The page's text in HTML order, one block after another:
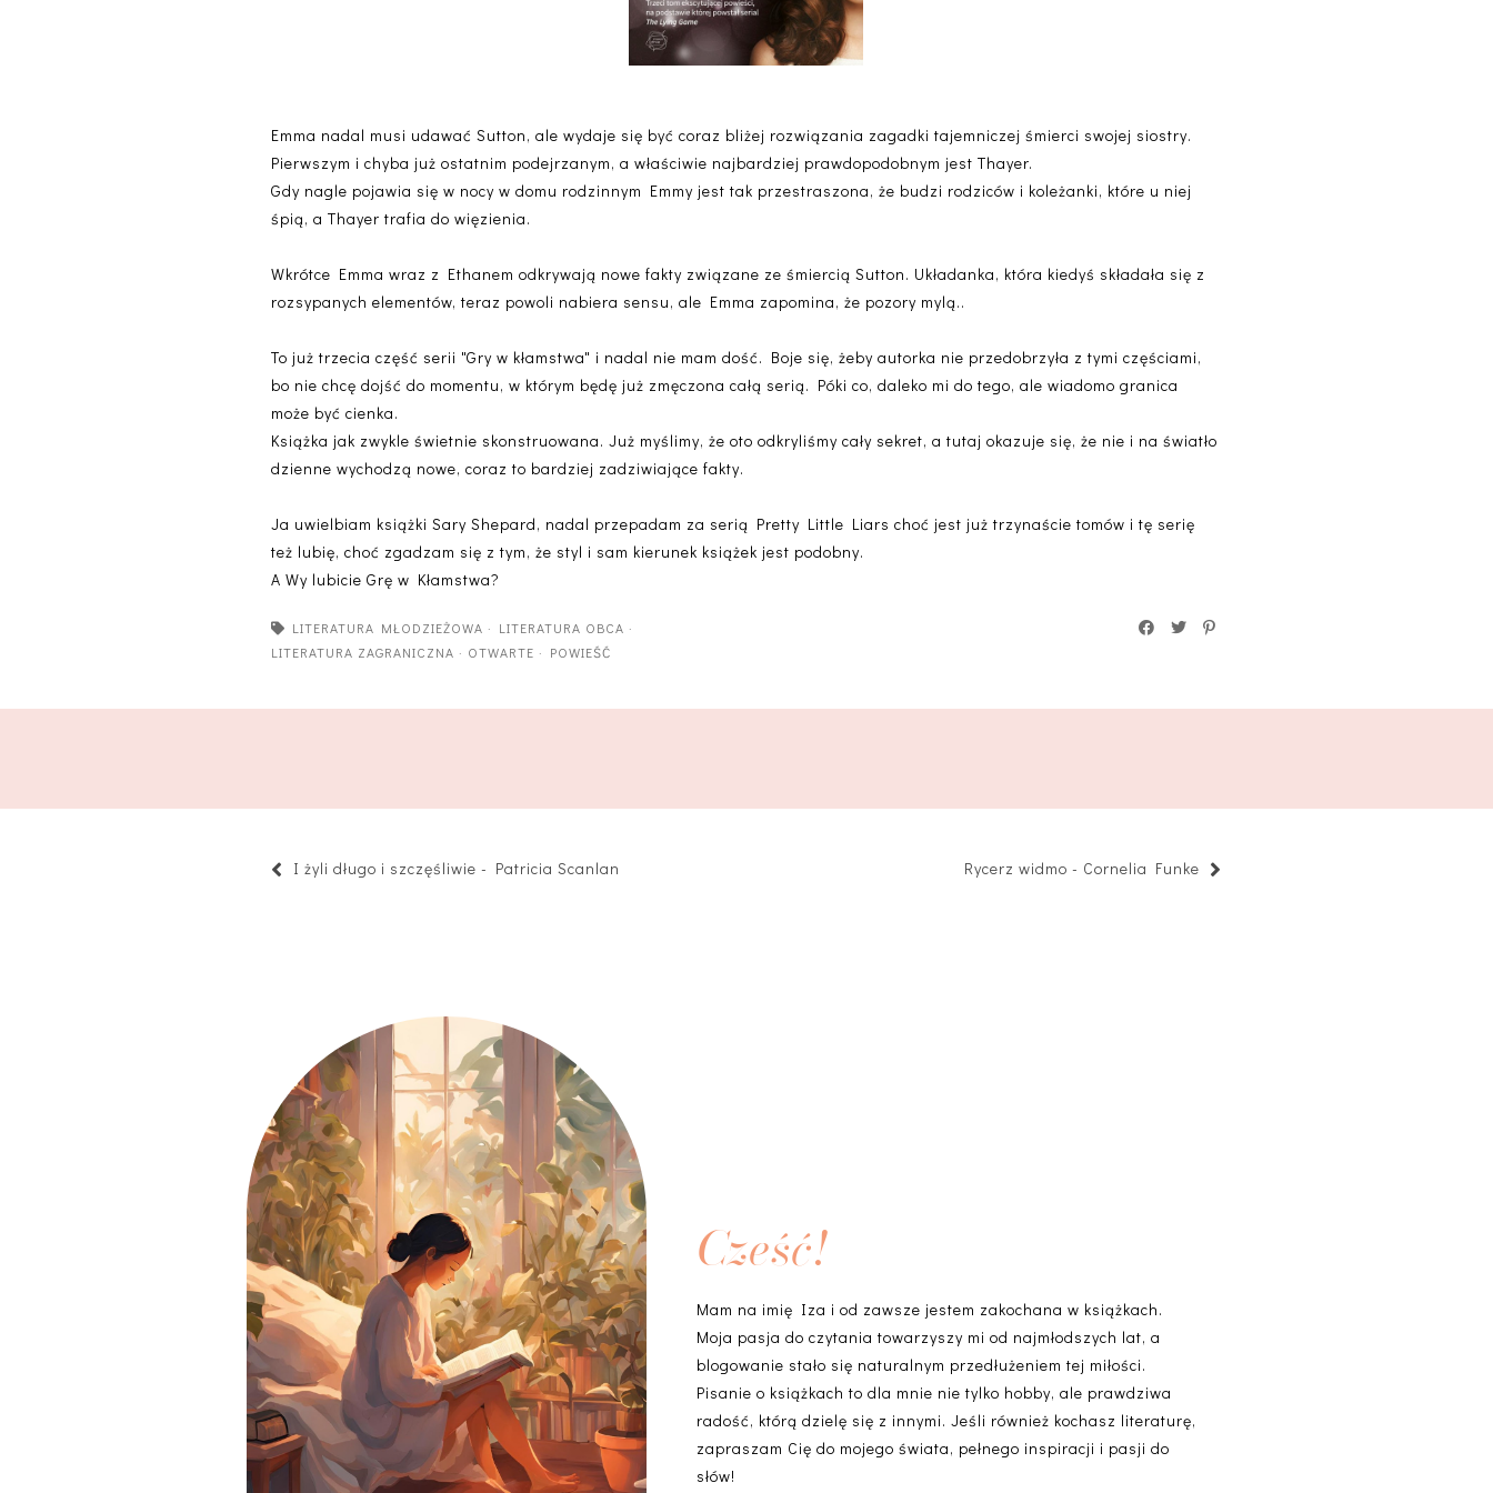
Emma nadal musi udawać Sutton, ale wydaje się być coraz bliżej rozwiązania zagadki tajemniczej śmierci swojej siostry.
Pierwszym i chyba już ostatnim podejrzanym, a właściwie najbardziej prawdopodobnym jest Thayer.
Gdy nagle pojawia się w nocy w domu rodzinnym Emmy jest tak przestraszona, że budzi rodziców i koleżanki, które u niej
śpią, a Thayer trafia do więzienia.
Wkrótce Emma wraz z Ethanem odkrywają nowe fakty związane ze śmiercią Sutton. Układanka, która kiedyś składała się z
rozsypanych elementów, teraz powoli nabiera sensu, ale Emma zapomina, że pozory mylą..
To już trzecia część serii "Gry w kłamstwa" i nadal nie mam dość. Boje się, żeby autorka nie przedobrzyła z tymi częściami,
bo nie chcę dojść do momentu, w którym będę już zmęczona całą serią. Póki co, daleko mi do tego, ale wiadomo granica
może być cienka.
Książka jak zwykle świetnie skonstruowana. Już myślimy, że oto odkryliśmy cały sekret, a tutaj okazuje się, że nie i na światło
dzienne wychodzą nowe, coraz to bardziej zadziwiające fakty.
Ja uwielbiam książki Sary Shepard, nadal przepadam za serią Pretty Little Liars choć jest już trzynaście tomów i tę serię
też lubię, choć zgadzam się z tym, że styl i sam kierunek książek jest podobny.
A Wy lubicie Grę w Kłamstwa?
LITERATURA MŁODZIEŻOWA · LITERATURA OBCA ·
LITERATURA ZAGRANICZNA · OTWARTE · POWIEŚĆ
I żyli długo i szczęśliwie - Patricia Scanlan Rycerz widmo - Cornelia Funke
Cześć!
Mam na imię Iza i od zawsze jestem zakochana w książkach.
Moja pasja do czytania towarzyszy mi od najmłodszych lat, a
blogowanie stało się naturalnym przedłużeniem tej miłości.
Pisanie o książkach to dla mnie nie tylko hobby, ale prawdziwa
radość, którą dzielę się z innymi. Jeśli również kochasz literaturę,
zapraszam Cię do mojego świata, pełnego inspiracji i pasji do
słów!